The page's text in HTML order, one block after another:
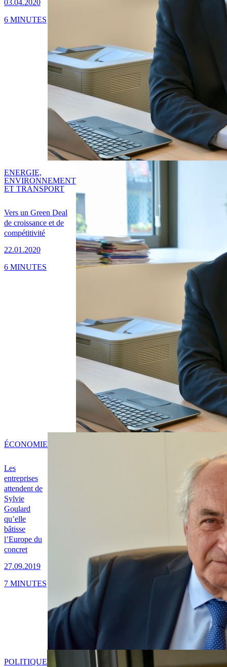
03.04.2020
6 MINUTES
Vers un Green Deal
de croissance et de
compétitivité
22.01.2020
ENERGIE,
ENVIRONNEMENT
ET TRANSPORT
6 MINUTES
Les
entreprises
attendent de
Sylvie
Goulard
qu’elle
bâtisse
l’Europe du
concret
27.09.2019
ÉCONOMIE
7 MINUTES
POLITIQUE